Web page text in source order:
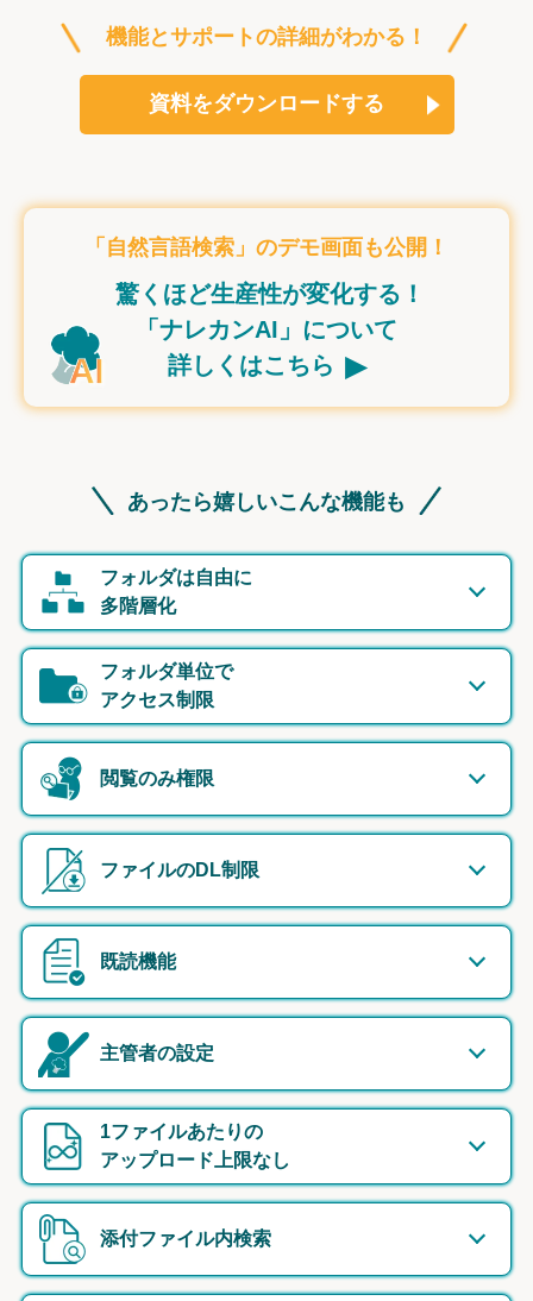
機能とサポートの詳細がわかる！
資料をダウンロードする
「自然言語検索」のデモ画面も公開！
驚くほど生産性が変化する！
「ナレカンAI」について
詳しくはこちら ▸
あったら嬉しいこんな機能も
フォルダは自由に
多階層化
フォルダ単位で
アクセス制限
閲覧のみ権限
ファイルのDL制限
既読機能
主管者の設定
1ファイルあたりの
アップロード上限なし
添付ファイル内検索